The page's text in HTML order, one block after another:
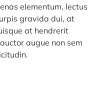
elementum, lectus
gravida dui, at
at hendrerit
augue non sem